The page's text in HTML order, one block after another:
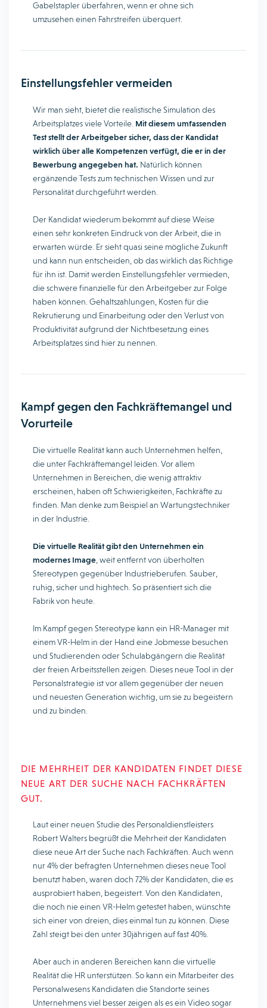
Gabelstapler überfahren, wenn er ohne sich
umzusehen einen Fahrstreifen überquert.
Einstellungsfehler vermeiden
Wir man sieht, bietet die realistische Simulation des
Arbeitsplatzes viele Vorteile. Mit diesem umfassenden
Test stellt der Arbeitgeber sicher, dass der Kandidat
wirklich über alle Kompetenzen verfügt, die er in der
Bewerbung angegeben hat. Natürlich können
ergänzende Tests zum technischen Wissen und zur
Personalität durchgeführt werden.
Der Kandidat wiederum bekommt auf diese Weise
einen sehr konkreten Eindruck von der Arbeit, die in
erwarten würde. Er sieht quasi seine mögliche Zukunft
und kann nun entscheiden, ob das wirklich das Richtige
für ihn ist. Damit werden Einstellungsfehler vermieden,
die schwere finanzielle für den Arbeitgeber zur Folge
haben können. Gehaltszahlungen, Kosten für die
Rekrutierung und Einarbeitung oder den Verlust von
Produktivität aufgrund der Nichtbesetzung eines
Arbeitsplatzes sind hier zu nennen.
Kampf gegen den Fachkräftemangel und
Vorurteile
Die virtuelle Realität kann auch Unternehmen helfen,
die unter Fachkräftemangel leiden. Vor allem
Unternehmen in Bereichen, die wenig attraktiv
erscheinen, haben oft Schwierigkeiten, Fachkräfte zu
finden. Man denke zum Beispiel an Wartungstechniker
in der Industrie.
Die virtuelle Realität gibt den Unternehmen ein
modernes Image , weit entfernt von überholten
Stereotypen gegenüber Industrieberufen. Sauber,
ruhig, sicher und hightech. So präsentiert sich die
Fabrik von heute.
Im Kampf gegen Stereotype kann ein HR-Manager mit
einem VR-Helm in der Hand eine Jobmesse besuchen
und Studierenden oder Schulabgängern die Realität
der freien Arbeitsstellen zeigen. Dieses neue Tool in der
Personalstrategie ist vor allem gegenüber der neuen
und neuesten Generation wichtig, um sie zu begeistern
und zu binden.
DIE MEHRHEIT DER KANDIDATEN FINDET DIESE
NEUE ART DER SUCHE NACH FACHKRÄFTEN
GUT.
Laut einer neuen Studie des Personaldienstleisters
Robert Walters begrüßt die Mehrheit der Kandidaten
diese neue Art der Suche nach Fachkräften. Auch wenn
nur 4% der befragten Unternehmen dieses neue Tool
benutzt haben, waren doch 72% der Kandidaten, die es
ausprobiert haben, begeistert. Von den Kandidaten,
die noch nie einen VR-Helm getestet haben, wünschte
sich einer von dreien, dies einmal tun zu können. Diese
Zahl steigt bei den unter 30jährigen auf fast 40%.
Aber auch in anderen Bereichen kann die virtuelle
Realität die HR unterstützen. So kann ein Mitarbeiter des
Personalwesens Kandidaten die Standorte seines
Unternehmens viel besser zeigen als es ein Video sogar